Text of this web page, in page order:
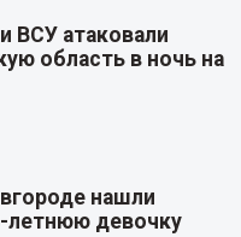
ВСУ атаковали
область в ночь на
нашли
летнюю девочку